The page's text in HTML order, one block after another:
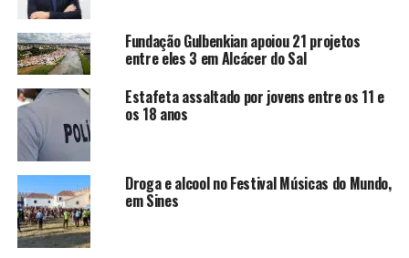
Fundação Gulbenkian apoiou 21 projetos
entre eles 3 em Alcácer do Sal
Estafeta assaltado por jovens entre os 11 e
os 18 anos
Droga e alcool no Festival Músicas do Mundo,
em Sines